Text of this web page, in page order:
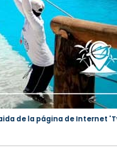
de la página de Internet